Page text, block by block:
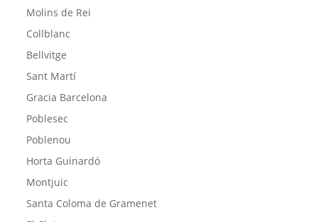
Molins de Rei
Collblanc
Bellvitge
Sant Martí
Gracia Barcelona
Poblesec
Poblenou
Horta Guinardó
Montjuic
Santa Coloma de Gramenet